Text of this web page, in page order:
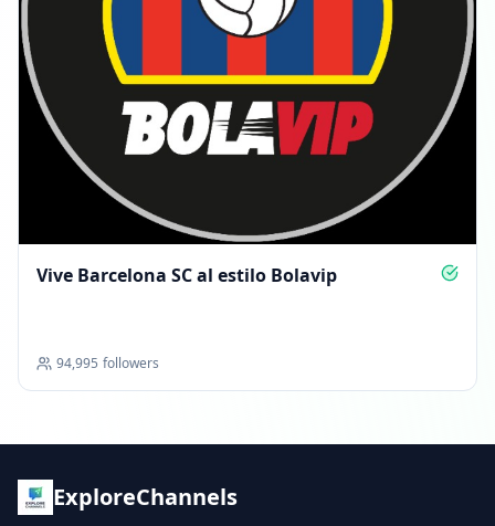
Vive Barcelona SC al estilo Bolavip
94,995 followers
ExploreChannels